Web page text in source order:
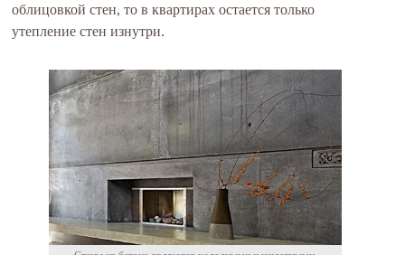
облицовкой стен, то в квартирах остается только
утепление стен изнутри.